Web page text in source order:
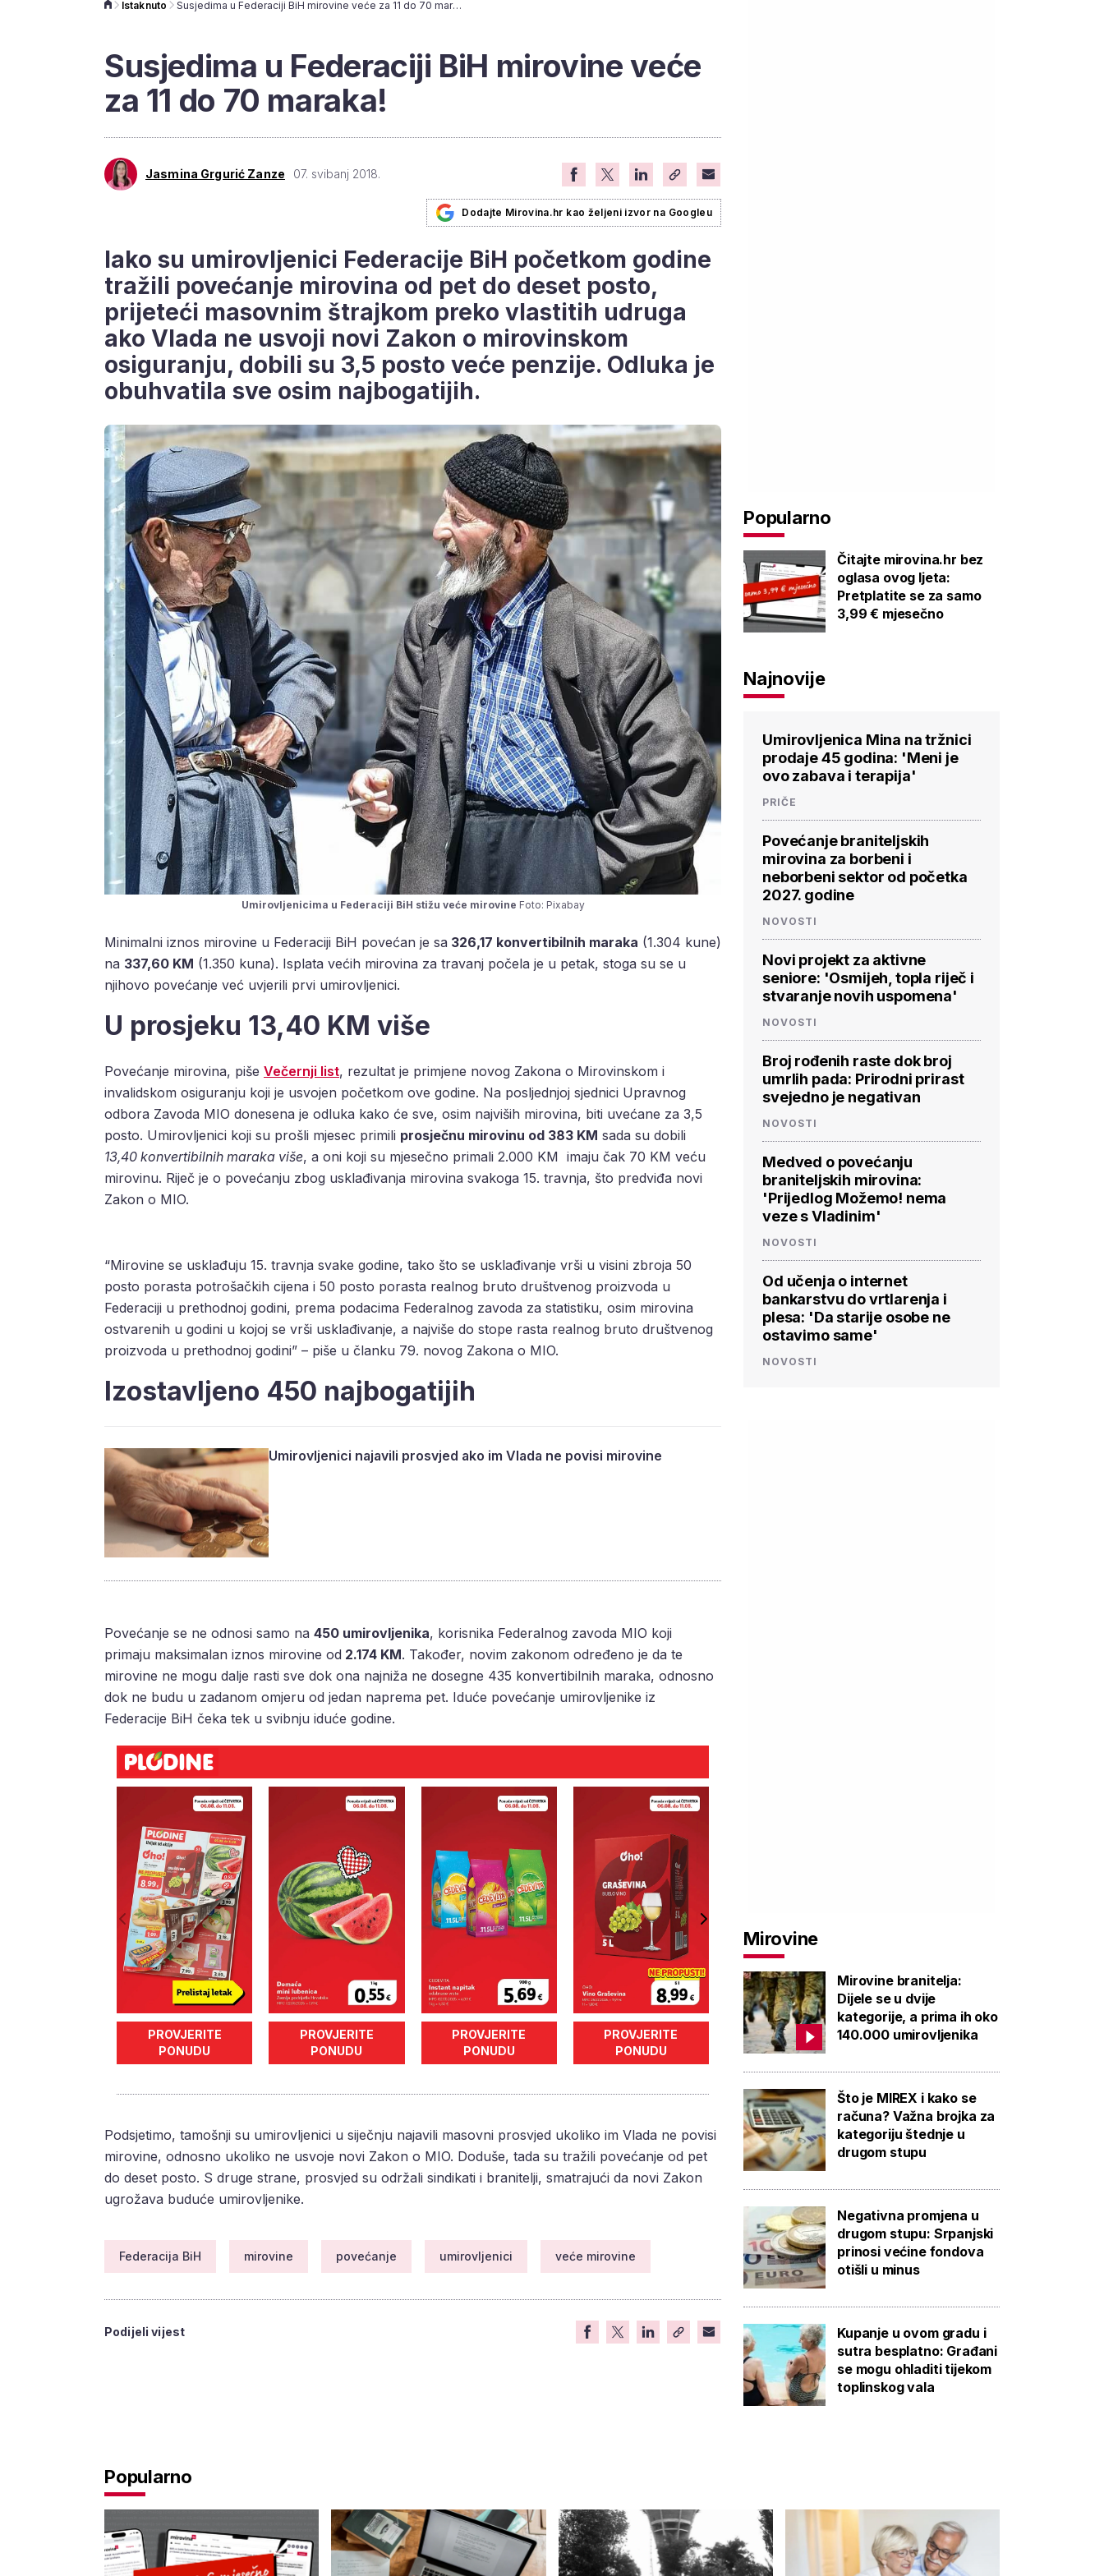
Istaknuto Susjedima u Federaciji BiH mirovine veće za 11 do 70 maraka!
Susjedima u Federaciji BiH mirovine veće
za 11 do 70 maraka!
Jasmina Grgurić Zanze 07. svibanj 2018.
Dodajte Mirovina.hr kao željeni izvor na Googleu
Iako su umirovljenici Federacije BiH početkom godine
tražili povećanje mirovina od pet do deset posto,
prijeteći masovnim štrajkom preko vlastitih udruga
ako Vlada ne usvoji novi Zakon o mirovinskom
osiguranju, dobili su 3,5 posto veće penzije. Odluka je
obuhvatila sve osim najbogatijih.
Umirovljenicima u Federaciji BiH stižu veće mirovine Foto: Pixabay
Minimalni iznos mirovine u Federaciji BiH povećan je sa 326,17 konvertibilnih maraka (1.304 kune)
na 337,60 KM (1.350 kuna). Isplata većih mirovina za travanj počela je u petak, stoga su se u
njihovo povećanje već uvjerili prvi umirovljenici.
U prosjeku 13,40 KM više
Povećanje mirovina, piše Večernji list, rezultat je primjene novog Zakona o Mirovinskom i
invalidskom osiguranju koji je usvojen početkom ove godine. Na posljednjoj sjednici Upravnog
odbora Zavoda MIO donesena je odluka kako će sve, osim najviših mirovina, biti uvećane za 3,5
posto. Umirovljenici koji su prošli mjesec primili prosječnu mirovinu od 383 KM sada su dobili
13,40 konvertibilnih maraka više, a oni koji su mjesečno primali 2.000 KM imaju čak 70 KM veću
mirovinu. Riječ je o povećanju zbog usklađivanja mirovina svakoga 15. travnja, što predviđa novi
Zakon o MIO.
“Mirovine se usklađuju 15. travnja svake godine, tako što se usklađivanje vrši u visini zbroja 50
posto porasta potrošačkih cijena i 50 posto porasta realnog bruto društvenog proizvoda u
Federaciji u prethodnoj godini, prema podacima Federalnog zavoda za statistiku, osim mirovina
ostvarenih u godini u kojoj se vrši usklađivanje, a najviše do stope rasta realnog bruto društvenog
proizvoda u prethodnoj godini” – piše u članku 79. novog Zakona o MIO.
Izostavljeno 450 najbogatijih
Umirovljenici najavili prosvjed ako im Vlada ne povisi mirovine
Povećanje se ne odnosi samo na 450 umirovljenika, korisnika Federalnog zavoda MIO koji
primaju maksimalan iznos mirovine od 2.174 KM. Također, novim zakonom određeno je da te
mirovine ne mogu dalje rasti sve dok ona najniža ne dosegne 435 konvertibilnih maraka, odnosno
dok ne budu u zadanom omjeru od jedan naprema pet. Iduće povećanje umirovljenike iz
Federacije BiH čeka tek u svibnju iduće godine.
PROVJERITE
PONUDU
PROVJERITE
PONUDU
PROVJERITE
PONUDU
PROVJERITE
PONUDU
PROVJERITE
PONUDU
PROVJERITE
Podsjetimo, tamošnji su umirovljenici u siječnju najavili masovni prosvjed ukoliko im Vlada ne povisi
mirovine, odnosno ukoliko ne usvoje novi Zakon o MIO. Doduše, tada su tražili povećanje od pet
do deset posto. S druge strane, prosvjed su održali sindikati i branitelji, smatrajući da novi Zakon
ugrožava buduće umirovljenike.
Federacija BiH mirovine povećanje umirovljenici veće mirovine
Podijeli vijest
Popularno
Čitajte mirovina.hr bez
oglasa ovog ljeta:
Pretplatite se za samo
3,99 € mjesečno
Najnovije
Umirovljenica Mina na tržnici
prodaje 45 godina: 'Meni je
ovo zabava i terapija'
PRIČE
Povećanje braniteljskih
mirovina za borbeni i
neborbeni sektor od početka
2027. godine
NOVOSTI
Novi projekt za aktivne
seniore: 'Osmijeh, topla riječ i
stvaranje novih uspomena'
NOVOSTI
Broj rođenih raste dok broj
umrlih pada: Prirodni prirast
svejedno je negativan
NOVOSTI
Medved o povećanju
braniteljskih mirovina:
'Prijedlog Možemo! nema
veze s Vladinim'
NOVOSTI
Od učenja o internet
bankarstvu do vrtlarenja i
plesa: 'Da starije osobe ne
ostavimo same'
NOVOSTI
Mirovine
Mirovine branitelja:
Dijele se u dvije
kategorije, a prima ih oko
140.000 umirovljenika
Što je MIREX i kako se
računa? Važna brojka za
kategoriju štednje u
drugom stupu
Negativna promjena u
drugom stupu: Srpanjski
prinosi većine fondova
otišli u minus
Kupanje u ovom gradu i
sutra besplatno: Građani
se mogu ohladiti tijekom
toplinskog vala
Popularno